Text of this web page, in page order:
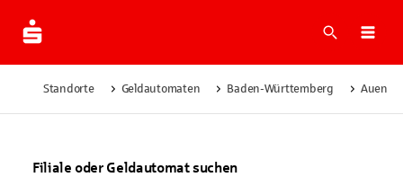
Suche
Standorte Geldautomaten Baden-Württemberg
Filiale oder Geldautomat suchen